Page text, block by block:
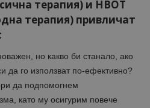
терапия) и HBOT
терапия) привличат
но какво би станало, ако
да го използват по-ефективно?
да подпомогнем
като му осигурим повече